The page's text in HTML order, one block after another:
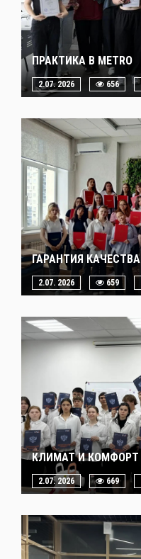
ПРАКТИКА В METRO
2.07. 2026 656
ГАРАНТИЯ КАЧЕСТВА
2.07. 2026 659
КЛИМАТ И КОМФОРТ
2.07. 2026 669